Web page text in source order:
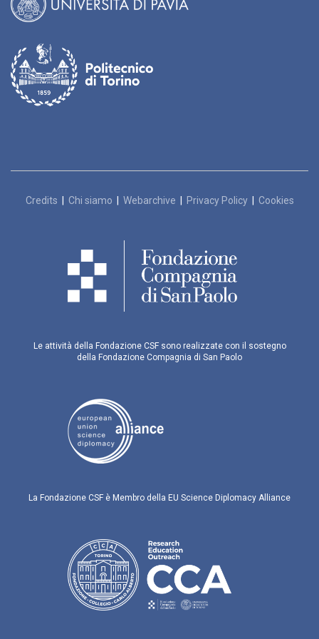
Credits Chi siamo Webarchive Privacy Policy| Cookies
Le attività della Fondazione CSF sono realizzate con il sostegno
della Fondazione Compagnia di San Paolo
La Fondazione CSF è Membro della EU Science Diplomacy Alliance